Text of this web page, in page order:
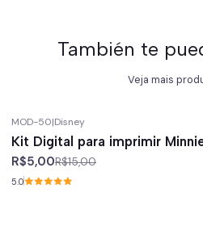
También te
Veja mais
MOD-50|Disney
Kit Digital para imprimir
R$5,00R$15,00
5.0